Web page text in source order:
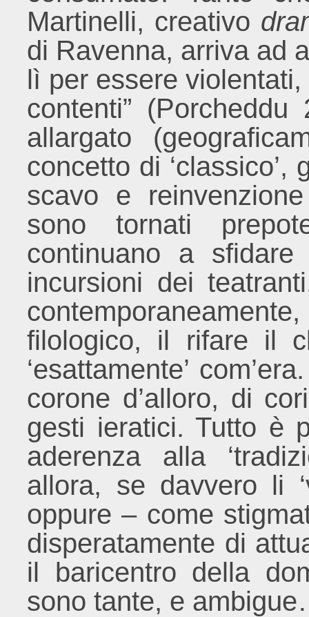
Martinelli, creativo
di Ravenna, arriva ad
lì per essere
contenti”
allargato
concetto di
scavo e
sono tornati
continuano a
incursioni dei
filologico, il rifare il
‘esattamente’
corone d’alloro, di
gesti ieratici. Tutto è
aderenza alla
allora, se davvero li
oppure – come
disperatamente di
il baricentro della
sono tante, e